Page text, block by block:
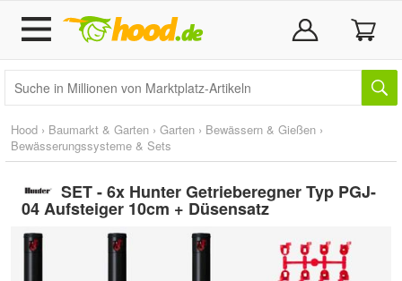
Hood › Baumarkt & Garten › Garten › Bewässern & Gießen ›
Bewässerungssysteme & Sets
SET - 6x Hunter Getrieberegner Typ PGJ-
04 Aufsteiger 10cm + Düsensatz